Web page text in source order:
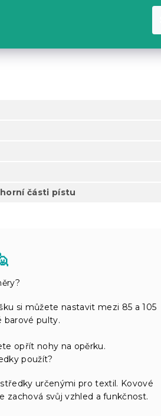
části pístu
si můžete nastavit mezi 85 a 105
barové pulty.
opřít nohy na opěrku.
použít?
určenými pro textil. Kovové
zachová svůj vzhled a funkčnost.